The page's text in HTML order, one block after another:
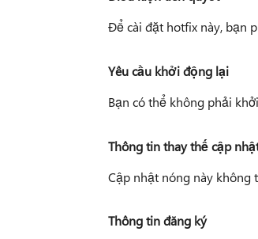
Để cài đặt hotfix này, bạn
Yêu cầu khởi động lại
Bạn có thể không phải
Thông tin thay thế cập
Cập nhật nóng này không
Thông tin đăng ký